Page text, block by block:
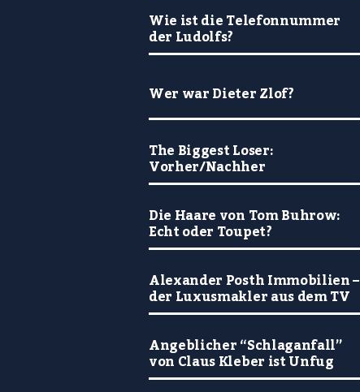
Wie ist die Telefonnummer
der Ludolfs?
Wer war Dieter Zlof?
The Biggest Loser:
Vorher/Nachher
Die Haare von Tom Buhrow:
Echt oder Toupet?
Alexander Posth Immobilien –
der Luxusmakler aus dem TV
Angeblicher “Schlaganfall”
von Claus Kleber ist Unfug